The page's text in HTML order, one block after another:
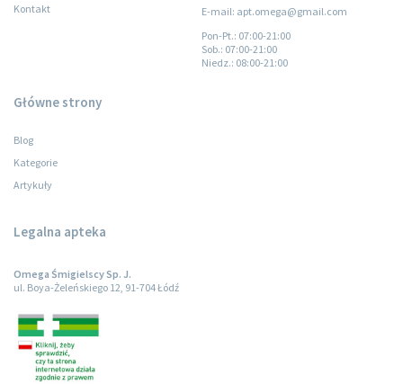
Kontakt
E-mail: apt.omega@gmail.com
Pon-Pt.: 07:00-21:00
Sob.: 07:00-21:00
Niedz.: 08:00-21:00
Główne strony
Blog
Kategorie
Artykuły
Legalna apteka
Omega Śmigielscy Sp. J.
ul. Boya-Żeleńskiego 12, 91-704 Łódź